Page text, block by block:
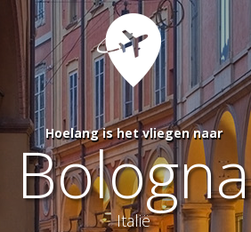
Hoelang is het vliegen naar
Bologna
Italië